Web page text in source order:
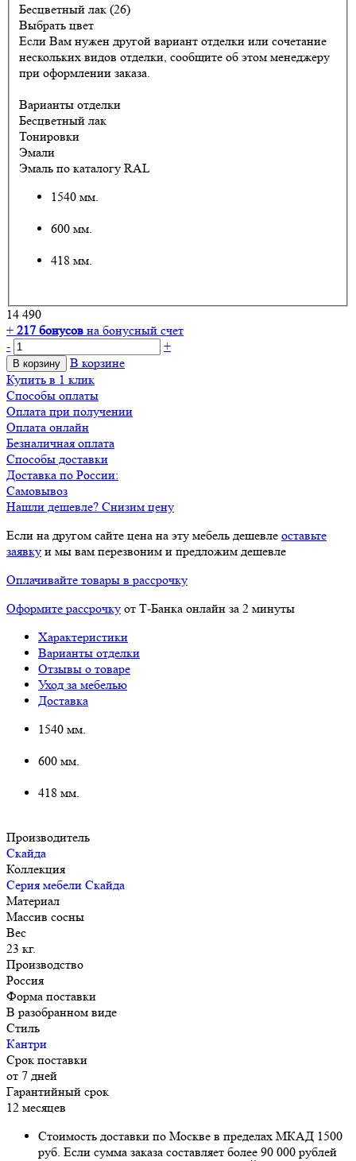
Бесцветный лак (26)
Выбрать цвет
Если Вам нужен другой вариант отделки или сочетание
нескольких видов отделки, сообщите об этом менеджеру
при оформлении заказа.
Варианты отделки
Бесцветный лак
Тонировки
Эмали
Эмаль по каталогу RAL
1540 мм.
600 мм.
418 мм.
14 490
+ 217 бонусов на бонусный счет
-
+
В корзину
В корзине
Купить в 1 клик
Способы оплаты
Оплата при получении
Оплата онлайн
Безналичная оплата
Способы доставки
Доставка по России:
Самовывоз
Нашли дешевле? Снизим цену
Если на другом сайте цена на эту мебель дешевле оставьте
заявку и мы вам перезвоним и предложим дешевле
Оплачивайте товары в рассрочку
Оформите рассрочку от Т-Банка онлайн за 2 минуты
Характеристики
Варианты отделки
Отзывы о товаре
Уход за мебелью
Доставка
1540 мм.
600 мм.
418 мм.
Производитель
Скайда
Коллекция
Серия мебели Скайда
Материал
Массив сосны
Вес
23 кг.
Производство
Россия
Форма поставки
В разобранном виде
Стиль
Кантри
Срок поставки
от 7 дней
Гарантийный срок
12 месяцев
Стоимость доставки по Москве в пределах МКАД 1500
руб. Если сумма заказа составляет более 90 000 рублей